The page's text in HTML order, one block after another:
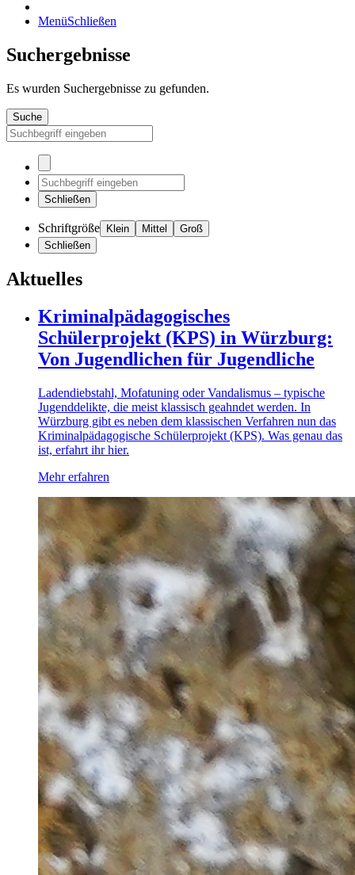
MenüSchließen
Suchergebnisse
Es wurden Suchergebnisse zu gefunden.
Suche
Schließen
Schriftgröße Klein Mittel
Groß
Schließen
Aktuelles
Kriminalpädagogisches
Schülerprojekt (KPS) in Würzburg:
Von Jugendlichen für Jugendliche
Ladendiebstahl, Mofatuning oder Vandalismus – typische
Jugenddelikte, die meist klassisch geahndet werden. In
Würzburg gibt es neben dem klassischen Verfahren nun das
Kriminalpädagogische Schülerprojekt (KPS). Was genau das
ist, erfahrt ihr hier.
Mehr erfahren